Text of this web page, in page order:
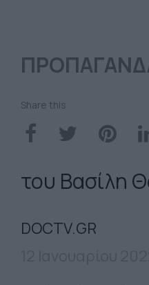
Share this
του Βασίλη
DOCTV.GR